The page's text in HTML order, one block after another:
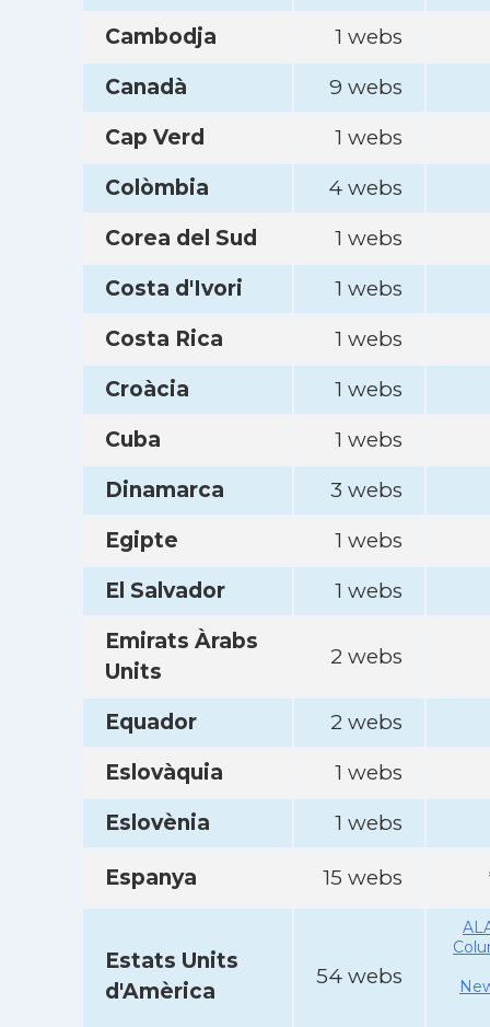
Cambodja
1 webs
Canadà
9 webs
Cap Verd
1 webs
Colòmbia
4 webs
Corea del Sud
1 webs
Costa d'Ivori
1 webs
Costa Rica
1 webs
Croàcia
1 webs
Cuba
1 webs
Dinamarca
3 webs
Egipte
1 webs
El Salvador
1 webs
Emirats Àrabs
Units
2 webs
Equador
2 webs
Eslovàquia
1 webs
Eslovènia
1 webs
Espanya 15 webs
Estats Units
d'Amèrica
54 webs